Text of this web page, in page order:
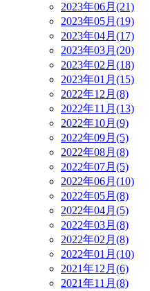
2023年06月(21)
2023年05月(19)
2023年04月(17)
2023年03月(20)
2023年02月(18)
2023年01月(15)
2022年12月(8)
2022年11月(13)
2022年10月(9)
2022年09月(5)
2022年08月(8)
2022年07月(5)
2022年06月(10)
2022年05月(8)
2022年04月(5)
2022年03月(8)
2022年02月(8)
2022年01月(10)
2021年12月(6)
2021年11月(8)